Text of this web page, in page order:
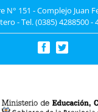
N° 151 - Complejo Juan
- Tel. (0385) 4288500 -
FacebookTwitter